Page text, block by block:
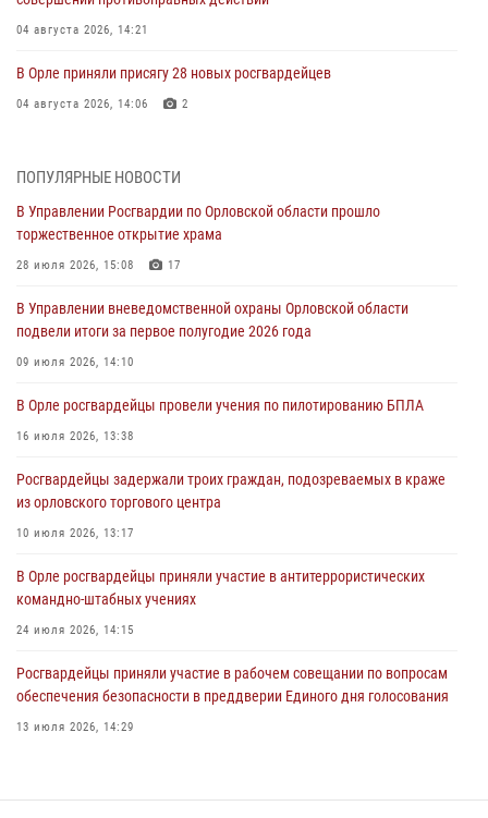
04 августа 2026, 14:21
В Орле приняли присягу 28 новых росгвардейцев
04 августа 2026, 14:06 2
предоставлении госуслуг
Росгвардейцы обеспечили безопасность во время празднования
Дня ВДВ
В Орле росгвардейцы приняли участие в учениях на избирательном
участке
Жительница Мценска сдала в Росгвардию незарегистрированное
31 июля 2026, 13:16
ПОПУЛЯРНЫЕ НОВОСТИ
В Управлении Росгвардии по Орловской области прошло
торжественное открытие храма
28 июля 2026, 15:08 17
В Управлении вневедомственной охраны Орловской области
подвели итоги за первое полугодие 2026 года
09 июля 2026, 14:10
В Орле росгвардейцы провели учения по пилотированию БПЛА
16 июля 2026, 13:38
Росгвардейцы задержали троих граждан, подозреваемых в краже
из орловского торгового центра
10 июля 2026, 13:17
В Орле росгвардейцы приняли участие в антитеррористических
командно-штабных учениях
24 июля 2026, 14:15
Росгвардейцы приняли участие в рабочем совещании по вопросам
обеспечения безопасности в преддверии Единого дня голосования
13 июля 2026, 14:29